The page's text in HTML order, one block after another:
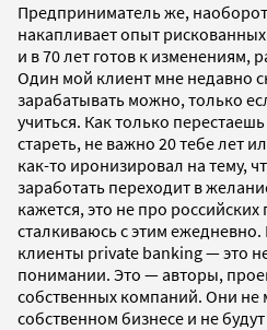
Предприниматель же,
накапливает опыт
и в 70 лет готов к изменениям,
Один мой клиент мне недавно
зарабатывать можно, только
учиться. Как только
стареть, не важно 20 тебе лет
как-то иронизировал на тему,
заработать переходит в
кажется, это не про
сталкиваюсь с этим ежедневно.
клиенты private banking — это
понимании. Это — авторы,
собственных компаний. Они
собственном бизнесе и не